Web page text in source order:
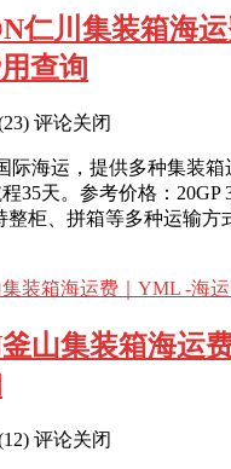
仁川集装箱海运
查询
评论关闭
际海运，提供多种集装箱
35天。参考价格：20GP
整柜、拼箱等多种运输方
山集装箱海运
评论关闭